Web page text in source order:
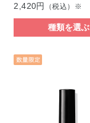
2,420円 （税込）※
種類を選ぶ